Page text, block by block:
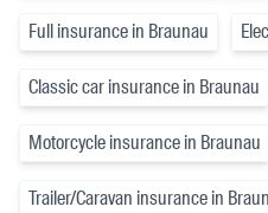
Full insurance in Braunau
Classic car insurance in Braunau
Motorcycle insurance in Braunau
Trailer/Caravan insurance in